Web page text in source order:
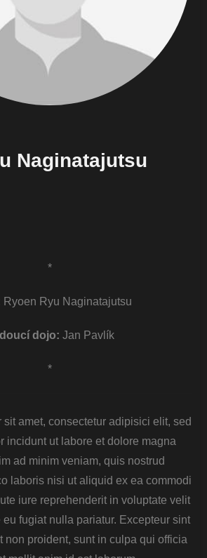
Naginatajutsu
*
Ryoen Ryu Naginatajutsu
dojo: Jan Pavlík
*
sit amet, consectetur adipisici elit, sed
incidunt ut labore et dolore magna
ad minim veniam, quis nostrud
laboris nisi ut aliquid ex ea commodi
iure reprehenderit in voluptate velit
fugiat nulla pariatur. Excepteur sint
non proident, sunt in culpa qui officia